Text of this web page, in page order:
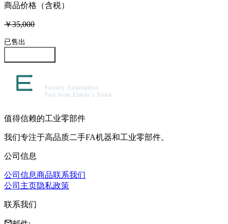
商品价格（含税）
￥35,000
已售出
值得信赖的工业零部件
我们专注于高品质二手FA机器和工业零部件。
公司信息
公司信息商品联系我们
公司主页隐私政策
联系我们